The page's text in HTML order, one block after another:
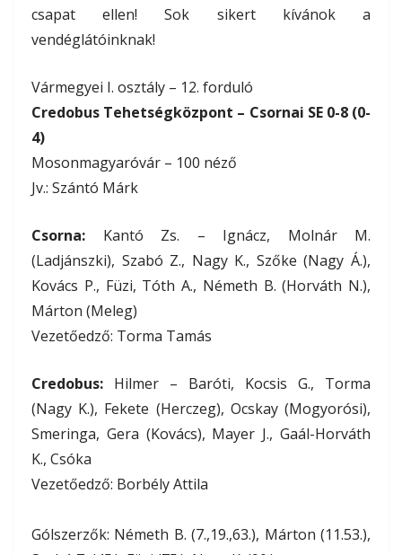
csapat ellen! Sok sikert kívánok a
vendéglátóinknak!
Vármegyei I. osztály – 12. forduló
Credobus Tehetségközpont – Csornai SE 0-8 (0-
4)
Mosonmagyaróvár – 100 néző
Jv.: Szántó Márk
Csorna: Kantó Zs. – Ignácz, Molnár M.
(Ladjánszki), Szabó Z., Nagy K., Szőke (Nagy Á.),
Kovács P., Füzi, Tóth A., Németh B. (Horváth N.),
Márton (Meleg)
Vezetőedző: Torma Tamás
Credobus: Hilmer – Baróti, Kocsis G., Torma
(Nagy K.), Fekete (Herczeg), Ocskay (Mogyorósi),
Smeringa, Gera (Kovács), Mayer J., Gaál-Horváth
K., Csóka
Vezetőedző: Borbély Attila
Gólszerzők: Németh B. (7.,19.,63.), Márton (11.53.),